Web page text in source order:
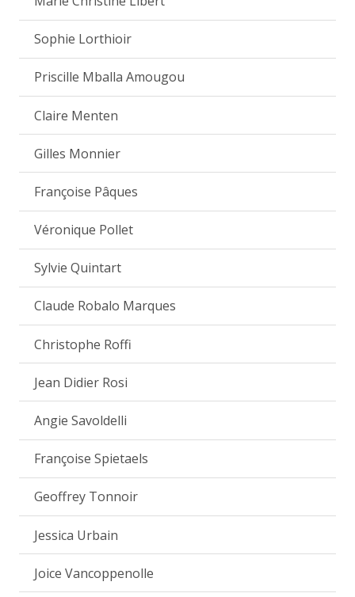
Sophie Lorthioir
Priscille Mballa Amougou
Claire Menten
Gilles Monnier
Françoise Pâques
Véronique Pollet
Sylvie Quintart
Claude Robalo Marques
Christophe Roffi
Jean Didier Rosi
Angie Savoldelli
Françoise Spietaels
Geoffrey Tonnoir
Jessica Urbain
Joice Vancoppenolle